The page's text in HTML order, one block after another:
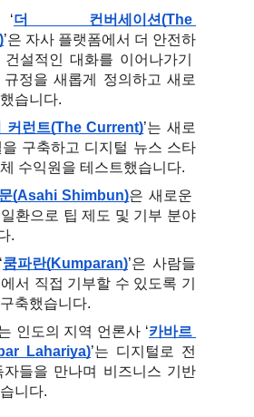
더 컨버세이션(The
’은 자사 플랫폼에서 더 안전하
설적인 대화를 이어나가기
정을 새롭게 정의하고 새로
습니다.
커런트(The Current)’는 새로
구축하고 디지털 뉴스 스타
수익원을 테스트했습니다.
(Asahi Shimbun)은 새로운
환으로 팁 제도 및 기부 분야
.
쿰파란(Kumparan)’은 사람들
서 직접 기부할 수 있도록 기
축했습니다.
인도의 지역 언론사 ‘카바르
Lahariya)’는 디지털로 전
들을 만나며 비즈니스 기반
니다.